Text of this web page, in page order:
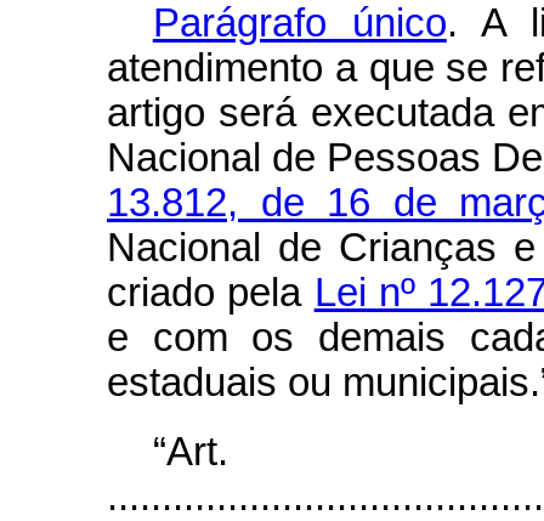
Parágrafo único. A
atendimento a que se
artigo será executada
Nacional de Pessoas
13.812, de 16 de
Nacional de Crianças
criado pela Lei nº
e com os demais
estaduais ou